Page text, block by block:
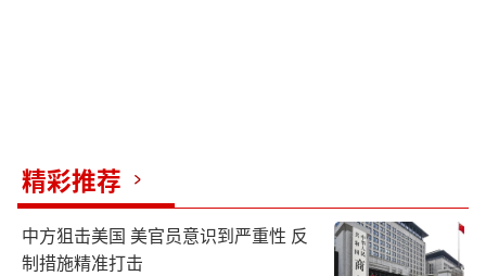
精彩推荐
中方狙击美国 美官员意识到严重性 反
制措施精准打击